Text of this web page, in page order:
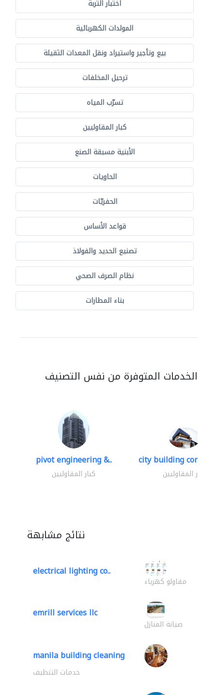
اختبار التربة
المولدات الكهربائية
بيع وتأجير واستيراد ونقل المعدات الثقيلة
ترحيل المخلفات
تسرّب المياه
كبار المقاوليين
الأبنية مسبقة الصنع
الحاويات
الحفريّات
قواعد الأساس
تصنيع الحديد والفولاذ
نظام الصرف الصحي
بناء المطارات
الخدمات المتوفرة من نفس التصنيف
pivot engineering &..
كبار المقاوليين
city building
كبار المقاوليين
نتائج مشابهة
electrical lighting co..
مقاولو كهرباء
emrill services llc
صيانة المنازل
manila building cleaning
خدمات التنظيف